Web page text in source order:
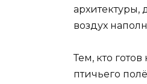
архитектуры,
воздух
Тем, кто
птичьего